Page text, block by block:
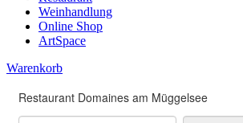
Weinhandlung
Online Shop
ArtSpace
Warenkorb